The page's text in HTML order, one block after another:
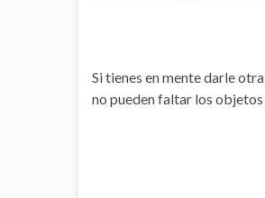
Si tienes en mente darle
no pueden faltar los